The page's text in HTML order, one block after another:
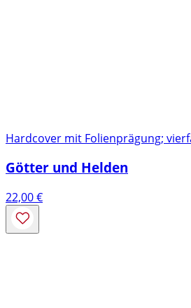
Hardcover mit Folienprägung;
Götter und Helden
22,00€